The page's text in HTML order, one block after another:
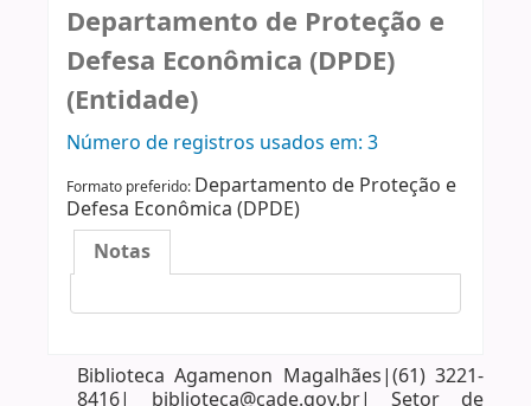
Departamento de Proteção e
Defesa Econômica (DPDE)
(Entidade)
Número de registros usados ​​em: 3
Formato preferido: Departamento de Proteção e
Defesa Econômica (DPDE)
Notas
Biblioteca Agamenon Magalhães|(61) 3221-
8416| biblioteca@cade.gov.br| Setor de